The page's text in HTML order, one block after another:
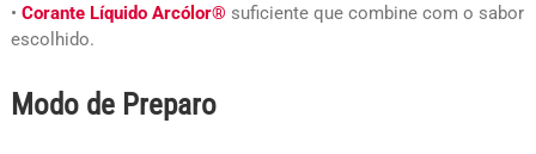
• Corante Líquido Arcólor® suficiente que combine com o sabor
escolhido.
Modo de Preparo